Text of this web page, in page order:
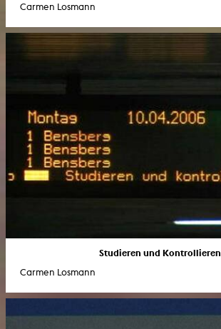
Carmen Losmann
Studieren und Kontrollieren
Carmen Losmann